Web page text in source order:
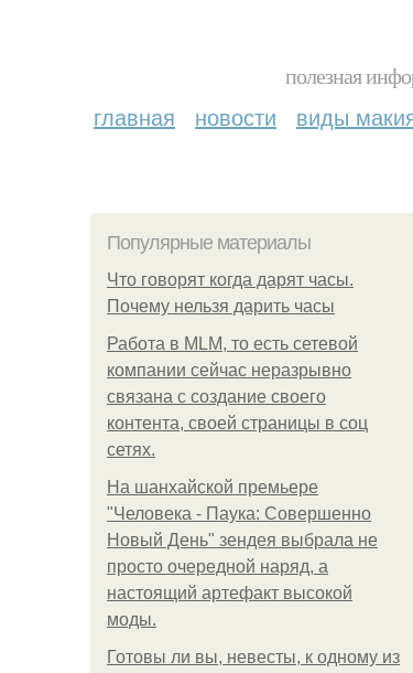
полезная
главная новости виды
Популярные материалы
Что говорят когда дарят часы.
Почему нельзя дарить часы
Работа в MLM, то есть сетевой
компании сейчас неразрывно
связана с создание своего
контента, своей страницы в соц
сетях.
На шанхайской премьере
"Человека - Паука: Совершенно
Новый День" зендея выбрала не
просто очередной наряд, а
настоящий артефакт высокой
моды.
Готовы ли вы, невесты, к одному из